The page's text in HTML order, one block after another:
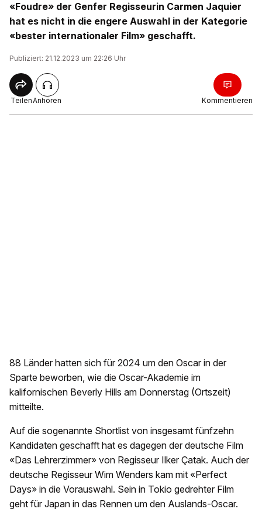
«Foudre» der Genfer Regisseurin Carmen Jaquier
hat es nicht in die engere Auswahl in der Kategorie
«bester internationaler Film» geschafft.
Publiziert: 21.12.2023 um 22:26 Uhr
TeilenAnhören Kommentieren
88 Länder hatten sich für 2024 um den Oscar in der
Sparte beworben, wie die Oscar-Akademie im
kalifornischen Beverly Hills am Donnerstag (Ortszeit)
mitteilte.
Auf die sogenannte Shortlist von insgesamt fünfzehn
Kandidaten geschafft hat es dagegen der deutsche Film
«Das Lehrerzimmer» von Regisseur Ilker Çatak. Auch der
deutsche Regisseur Wim Wenders kam mit «Perfect
Days» in die Vorauswahl. Sein in Tokio gedrehter Film
geht für Japan in das Rennen um den Auslands-Oscar.